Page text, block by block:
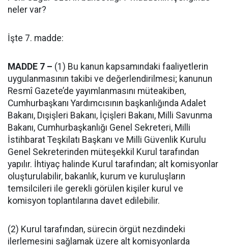
neler var?
İşte 7. madde:
MADDE 7 – (1) Bu kanun kapsamındaki faaliyetlerin
uygulanmasının takibi ve değerlendirilmesi; kanunun
Resmî Gazete’de yayımlanmasını müteakiben,
Cumhurbaşkanı Yardımcısının başkanlığında Adalet
Bakanı, Dışişleri Bakanı, İçişleri Bakanı, Milli Savunma
Bakanı, Cumhurbaşkanlığı Genel Sekreteri, Milli
İstihbarat Teşkilatı Başkanı ve Milli Güvenlik Kurulu
Genel Sekreterinden müteşekkil Kurul tarafından
yapılır. İhtiyaç halinde Kurul tarafından; alt komisyonlar
oluşturulabilir, bakanlık, kurum ve kuruluşların
temsilcileri ile gerekli görülen kişiler kurul ve
komisyon toplantılarına davet edilebilir.
(2) Kurul tarafından, sürecin örgüt nezdindeki
ilerlemesini sağlamak üzere alt komisyonlarda